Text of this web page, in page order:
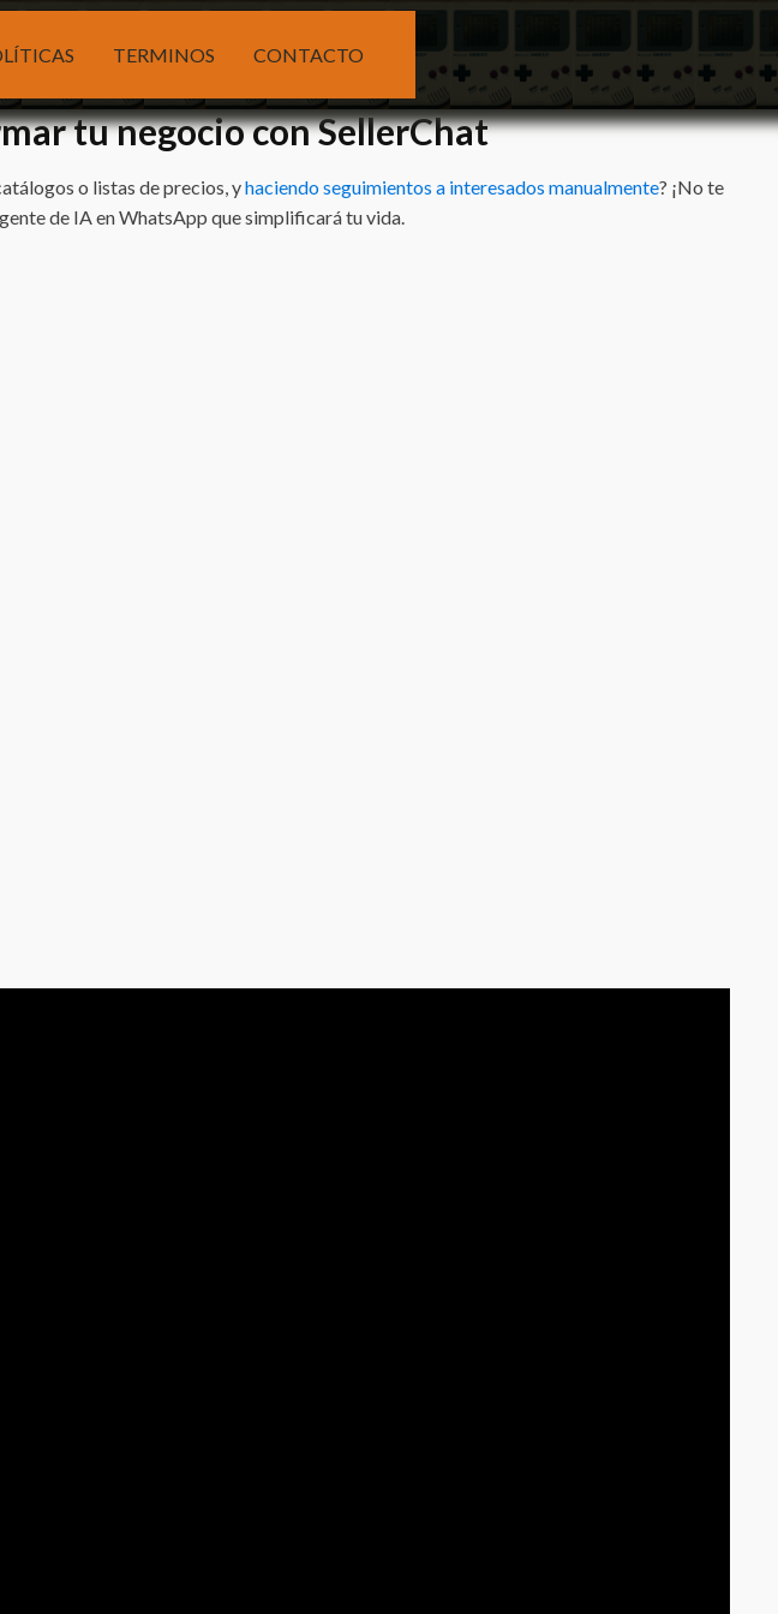
TERMINOS CONTACTO
tu negocio con SellerChat
o listas de precios, yhaciendo seguimientos a interesados manualmente? ¡No te
de IA en WhatsApp que simplificará tu vida.